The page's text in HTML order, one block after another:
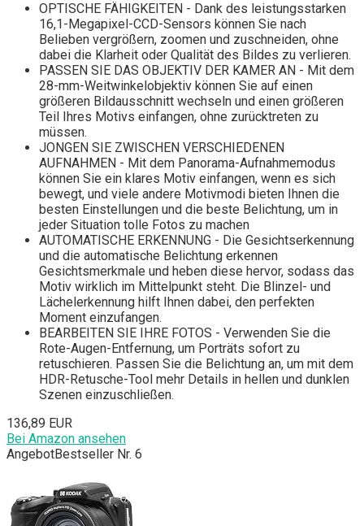
OPTISCHE FÄHIGKEITEN - Dank des leistungsstarken
16,1-Megapixel-CCD-Sensors können Sie nach
Belieben vergrößern, zoomen und zuschneiden, ohne
dabei die Klarheit oder Qualität des Bildes zu verlieren.
PASSEN SIE DAS OBJEKTIV DER KAMER AN - Mit dem
28-mm-Weitwinkelobjektiv können Sie auf einen
größeren Bildausschnitt wechseln und einen größeren
Teil Ihres Motivs einfangen, ohne zurücktreten zu
müssen.
JONGEN SIE ZWISCHEN VERSCHIEDENEN
AUFNAHMEN - Mit dem Panorama-Aufnahmemodus
können Sie ein klares Motiv einfangen, wenn es sich
bewegt, und viele andere Motivmodi bieten Ihnen die
besten Einstellungen und die beste Belichtung, um in
jeder Situation tolle Fotos zu machen
AUTOMATISCHE ERKENNUNG - Die Gesichtserkennung
und die automatische Belichtung erkennen
Gesichtsmerkmale und heben diese hervor, sodass das
Motiv wirklich im Mittelpunkt steht. Die Blinzel- und
Lächelerkennung hilft Ihnen dabei, den perfekten
Moment einzufangen.
BEARBEITEN SIE IHRE FOTOS - Verwenden Sie die
Rote-Augen-Entfernung, um Porträts sofort zu
retuschieren. Passen Sie die Belichtung an, um mit dem
HDR-Retusche-Tool mehr Details in hellen und dunklen
Szenen einzuschließen.
136,89 EUR
Bei Amazon ansehen
AngebotBestseller Nr. 6